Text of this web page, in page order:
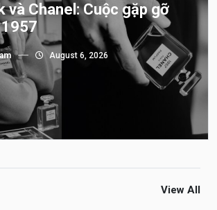
và Chanel: Cuộc gặp gỡ
August 6, 2026
View All